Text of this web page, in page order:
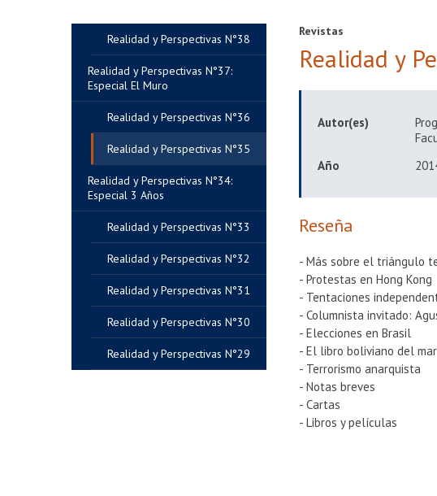
Realidad y Perspectivas N°29
Realidad y Perspectivas N°30
Realidad y Perspectivas N°31
Realidad y Perspectivas N°32
Realidad y Perspectivas N°33
Realidad y Perspectivas N°34:
Especial 3 Años
Realidad y Perspectivas N°35
Realidad y Perspectivas N°36
Realidad y Perspectivas N°37:
Especial El Muro
Realidad y Perspectivas N°38
Revistas
Realidad y
Autor(es)
Año
Reseña
- Más sobre el triángulo
- Protestas en Hong Kong
- Tentaciones
- Columnista invitado:
- Elecciones en Brasil
- El libro boliviano del mar
- Terrorismo anarquista
- Notas breves
- Cartas
- Libros y películas